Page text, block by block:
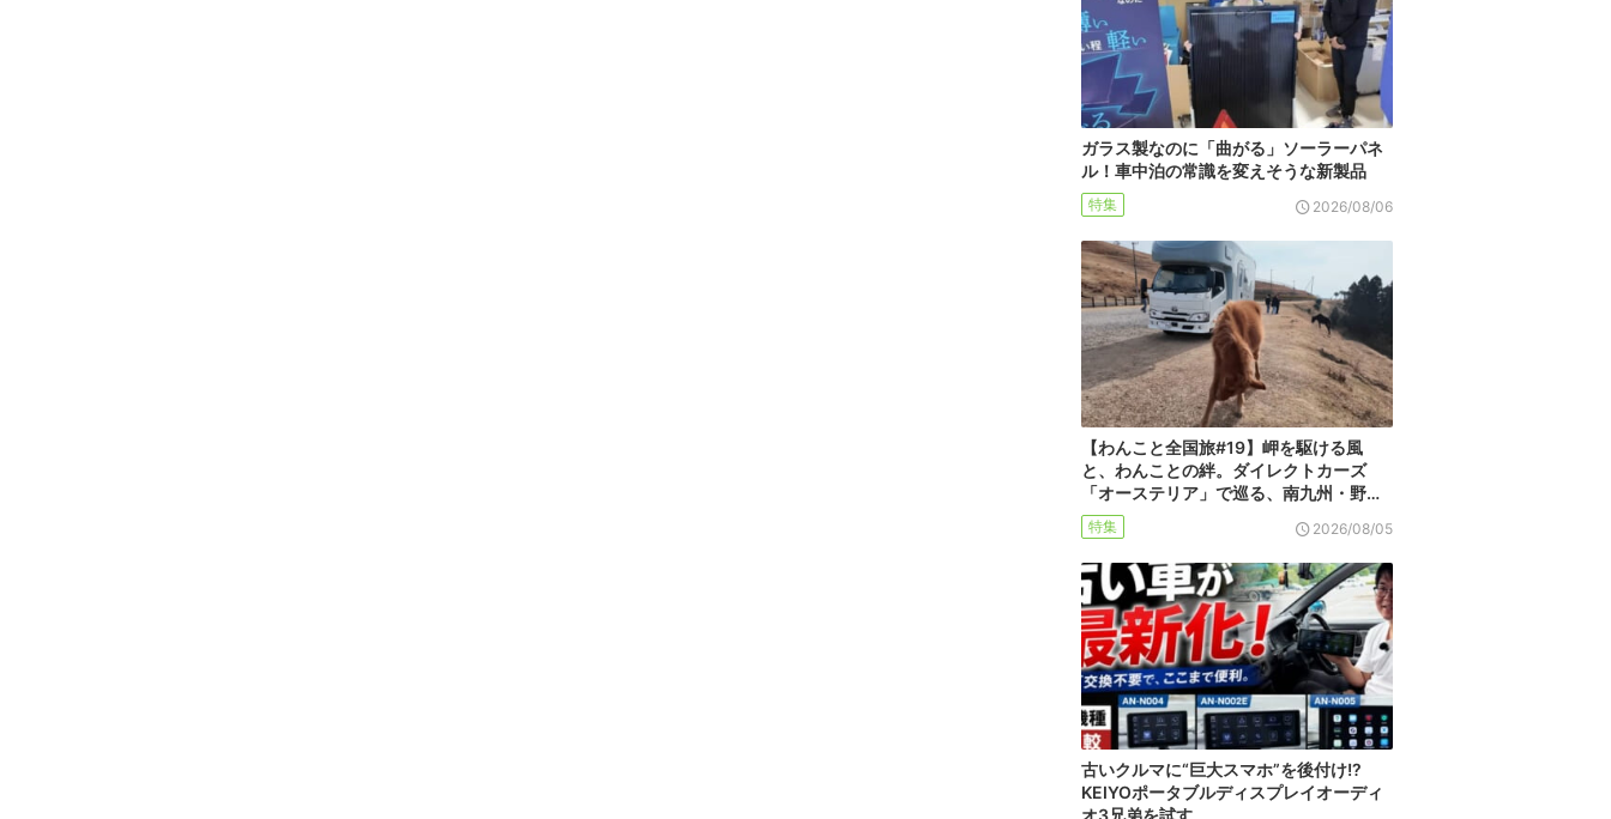
ガラス製なのに「曲がる」ソーラーパネ
ル！車中泊の常識を変えそうな新製品
特集 2026/08/06
【わんこと全国旅#19】岬を駆ける風
と、わんことの絆。ダイレクトカーズ
「オーステリア」で巡る、南九州・野…
特集 2026/08/05
古いクルマに“巨大スマホ”を後付け!?
KEIYOポータブルディスプレイオーディ